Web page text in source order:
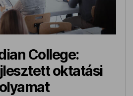
College:
oktatási